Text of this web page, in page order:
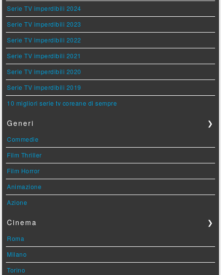
Serie TV imperdibili 2024
Serie TV imperdibili 2023
Serie TV imperdibili 2022
Serie TV imperdibili 2021
Serie TV imperdibili 2020
Serie TV imperdibili 2019
10 migliori serie tv coreane di sempre
Generi ❯
Commedie
Film Thriller
Film Horror
Animazione
Azione
Cinema ❯
Roma
Milano
Torino